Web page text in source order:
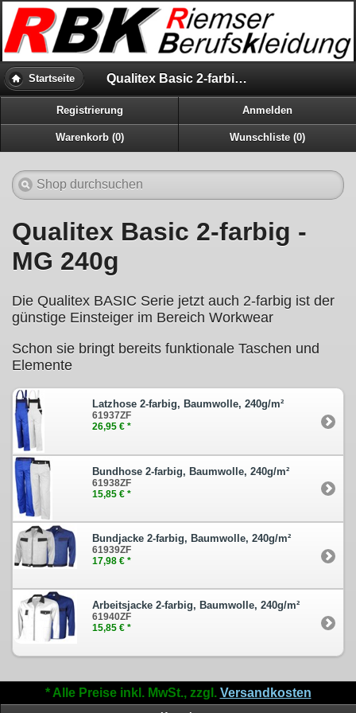
Startseite Qualitex Basic 2-farbig - MG 240g
Registrierung Anmelden
Warenkorb (0) Wunschliste (0)
Qualitex Basic 2-farbig -
MG 240g
Die Qualitex BASIC Serie jetzt auch 2-farbig ist der
günstige Einsteiger im Bereich Workwear
Schon sie bringt bereits funktionale Taschen und
Elemente
Latzhose 2-farbig, Baumwolle, 240g/m²
61937ZF
26,95 € *
Bundhose 2-farbig, Baumwolle, 240g/m²
61938ZF
15,85 € *
Bundjacke 2-farbig, Baumwolle, 240g/m²
61939ZF
17,98 € *
Arbeitsjacke 2-farbig, Baumwolle, 240g/m²
61940ZF
15,85 € *
* Alle Preise inkl. MwSt., zzgl. Versandkosten